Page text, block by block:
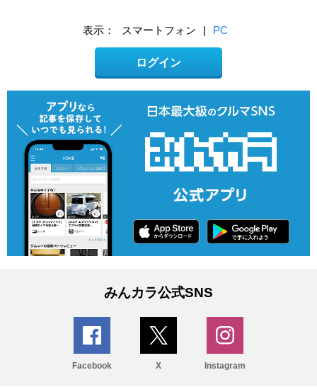
表示： スマートフォン | PC
ログイン
みんカラ公式SNS
Facebook X Instagram